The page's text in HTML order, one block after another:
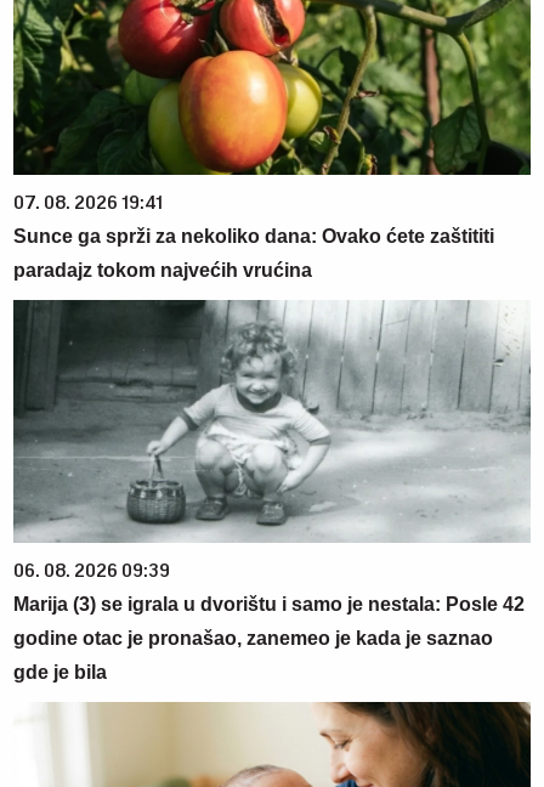
07. 08. 2026 19:41
Sunce ga sprži za nekoliko dana: Ovako ćete zaštititi
paradajz tokom najvećih vrućina
06. 08. 2026 09:39
Marija (3) se igrala u dvorištu i samo je nestala: Posle 42
godine otac je pronašao, zanemeo je kada je saznao
gde je bila